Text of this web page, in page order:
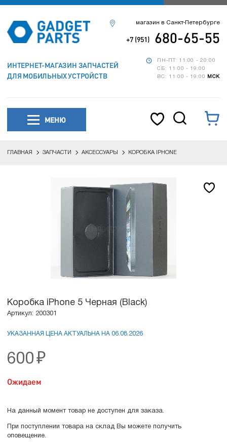
ИНТЕРНЕТ-МАГАЗИН ЗАПЧАСТЕЙ
ДЛЯ МОБИЛЬНЫХ УСТРОЙСТВ
ПН-ПТ: 11:00 - 20:00
СБ: 11:00 - 19:00
ВС: 11:00 - 19:00
МСК
магазин в Санкт-Петербурге
+7 (951) 680-65-55
МЕНЮ
ГЛАВНАЯ ЗАПЧАСТИ АКСЕССУАРЫ КОРОБКА IPHONE
Коробка iPhone 5 Черная (Black)
Артикул: 200301
УКАЗАННАЯ ЦЕНА АКТУАЛЬНА НА 06.08.2026
600 ₽
Ожидаем
На данный момент товар не доступен для заказа.
При поступлении товара на склад Вы можете получить
оповещение.